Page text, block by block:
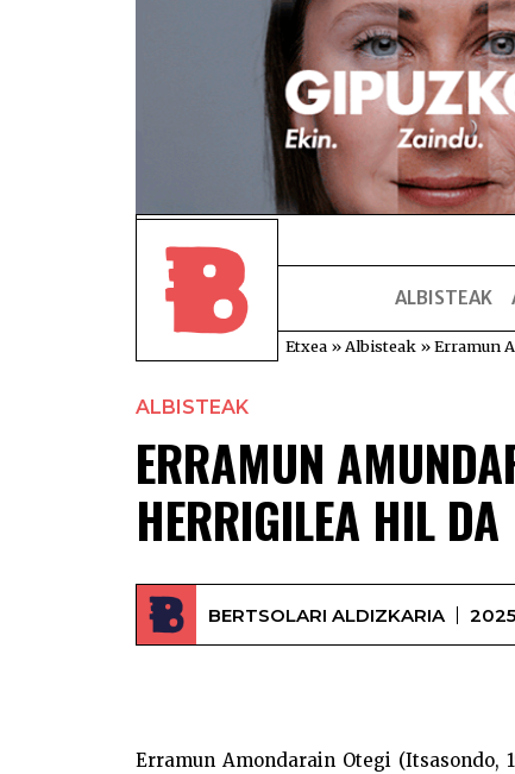
ALBISTEAK
Etxea » Albisteak »Erramun
ALBISTEAK
ERRAMUN
HERRIGILEA HIL DA
BERTSOLARI ALDIZKARIA
Erramun Amondarain Otegi (Itsasondo,